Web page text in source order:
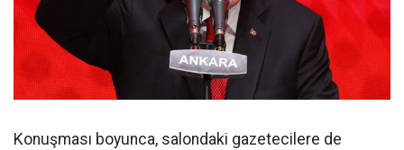
Konuşması boyunca, salondaki gazetecilere de